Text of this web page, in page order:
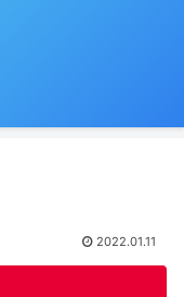
2022.01.11